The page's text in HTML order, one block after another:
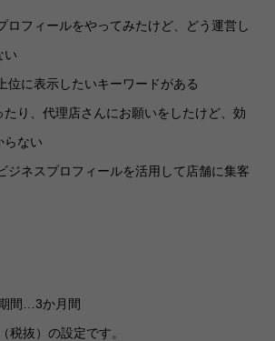
ロフィールをやってみたけど、どう運営し
い
位に表示したいキーワードがある
り、代理店さんにお願いをしたけど、効
らない
ジネスプロフィールを活用して店舗に集客
間…3か月間
抜）の設定です。